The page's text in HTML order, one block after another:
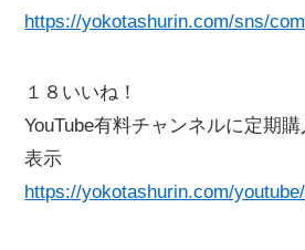
https://yokotashurin.com/sns/
１８いいね！
YouTube有料チャンネルに定期
表示
https://yokotashurin.com/